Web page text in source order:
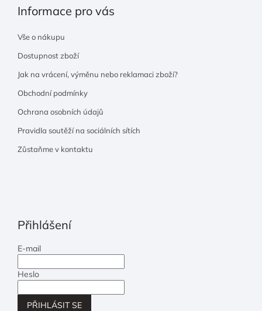
Informace pro vás
Vše o nákupu
Dostupnost zboží
Jak na vrácení, výměnu nebo reklamaci zboží?
Obchodní podmínky
Ochrana osobních údajů
Pravidla soutěží na sociálních sítích
Zůstaňme v kontaktu
Přihlášení
E-mail
Heslo
PŘIHLÁSIT SE